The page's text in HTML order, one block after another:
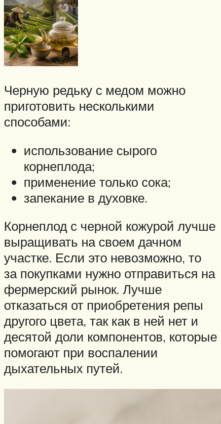
Черную редьку с медом можно
приготовить несколькими
способами:
использование сырого
корнеплода;
применение только сока;
запекание в духовке.
Корнеплод с черной кожурой лучше
выращивать на своем дачном
участке. Если это невозможно, то
за покупками нужно отправиться на
фермерский рынок. Лучше
отказаться от приобретения репы
другого цвета, так как в ней нет и
десятой доли компонентов, которые
помогают при воспалении
дыхательных путей.